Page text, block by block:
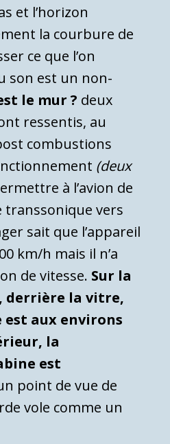
et l’horizon
la courbure de
ce que l’on
son est un non-
le mur ? deux
ressentis, au
combustions
(deux
à l’avion de
transsonique vers
sait que l’appareil
km/h mais il n’a
de vitesse. Sur la
derrière la vitre,
aux environs
la
est
point de vue de
vole comme un